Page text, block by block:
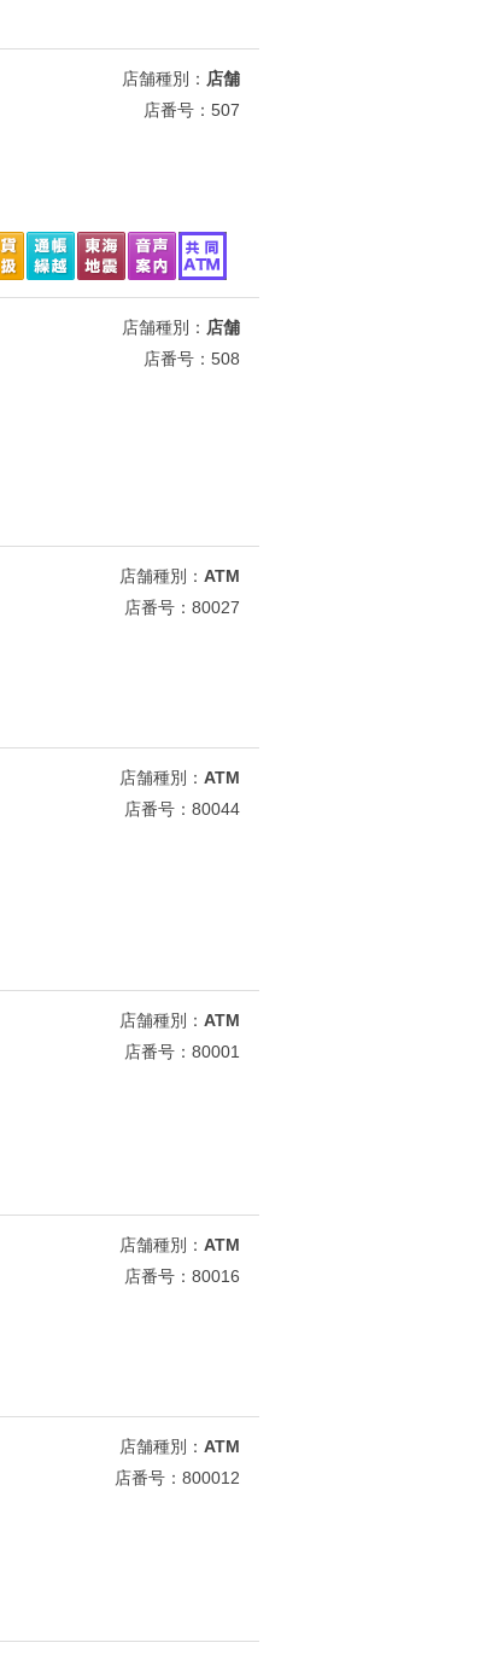
店舗種別： 店舗
店番号：507
店舗種別： 店舗
店番号：508
店舗種別： ATM
店番号：80027
店舗種別： ATM
店番号：80044
店舗種別： ATM
店番号：80001
店舗種別： ATM
店番号：80016
店舗種別： ATM
店番号：800012